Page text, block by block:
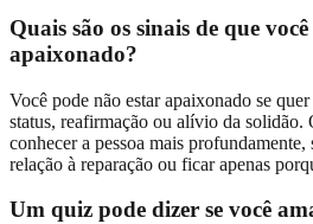
Quais são os sinais de que
apaixonado?
Você pode não estar apaixonado se
status, reafirmação ou alívio da solidão.
conhecer a pessoa mais
relação à reparação ou ficar apenas
Um quiz pode dizer se você